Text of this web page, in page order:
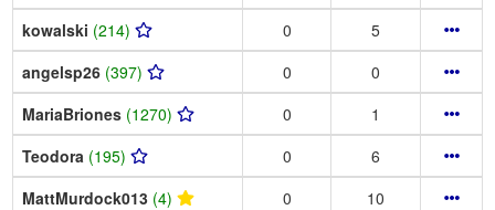
kowalski (214) 0
5
angelsp26 (397) 0
0
MariaBriones (1270) 0
1
Teodora (195) 0
6
MattMurdock013 (4) 0
10